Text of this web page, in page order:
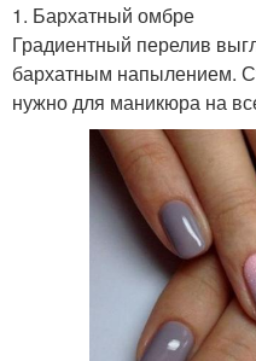
1. Бархатный омбре
Градиентный перелив
бархатным напылением.
нужно для маникюра на